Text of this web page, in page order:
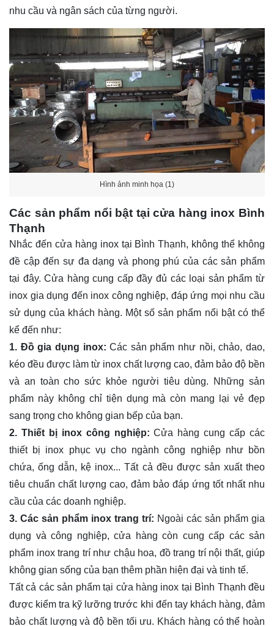
nhu cầu và ngân sách của từng người.
Hình ảnh minh họa (1)
Các sản phẩm nổi bật tại cửa hàng inox Bình
Thạnh
Nhắc đến cửa hàng inox tại Bình Thạnh, không thể không
đề cập đến sự đa dạng và phong phú của các sản phẩm
tại đây. Cửa hàng cung cấp đầy đủ các loại sản phẩm từ
inox gia dụng đến inox công nghiệp, đáp ứng mọi nhu cầu
sử dụng của khách hàng. Một số sản phẩm nổi bật có thể
kể đến như:
1. Đồ gia dụng inox: Các sản phẩm như nồi, chảo, dao,
kéo đều được làm từ inox chất lượng cao, đảm bảo độ bền
và an toàn cho sức khỏe người tiêu dùng. Những sản
phẩm này không chỉ tiện dụng mà còn mang lại vẻ đẹp
sang trọng cho không gian bếp của bạn.
2. Thiết bị inox công nghiệp: Cửa hàng cung cấp các
thiết bị inox phục vụ cho ngành công nghiệp như bồn
chứa, ống dẫn, kệ inox... Tất cả đều được sản xuất theo
tiêu chuẩn chất lượng cao, đảm bảo đáp ứng tốt nhất nhu
cầu của các doanh nghiệp.
3. Các sản phẩm inox trang trí: Ngoài các sản phẩm gia
dụng và công nghiệp, cửa hàng còn cung cấp các sản
phẩm inox trang trí như chậu hoa, đồ trang trí nội thất, giúp
không gian sống của bạn thêm phần hiện đại và tinh tế.
Tất cả các sản phẩm tại cửa hàng inox tại Bình Thạnh đều
được kiểm tra kỹ lưỡng trước khi đến tay khách hàng, đảm
bảo chất lượng và độ bền tối ưu. Khách hàng có thể hoàn